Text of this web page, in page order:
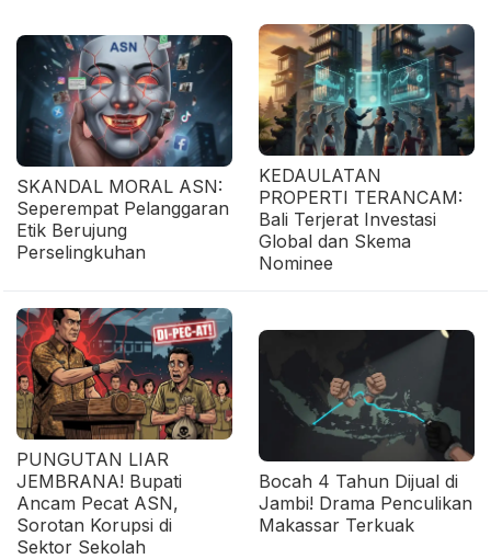
SKANDAL MORAL ASN:
Seperempat Pelanggaran
Etik Berujung
Perselingkuhan
KEDAULATAN
PROPERTI TERANCAM:
Bali Terjerat Investasi
Global dan Skema
Nominee
PUNGUTAN LIAR
JEMBRANA! Bupati
Ancam Pecat ASN,
Sorotan Korupsi di
Sektor Sekolah
Bocah 4 Tahun Dijual di
Jambi! Drama Penculikan
Makassar Terkuak